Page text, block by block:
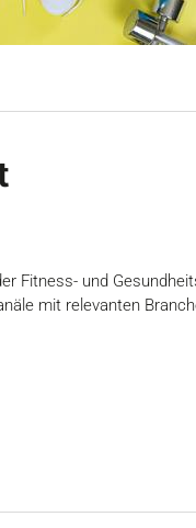
Fitness- und
mit relevanten